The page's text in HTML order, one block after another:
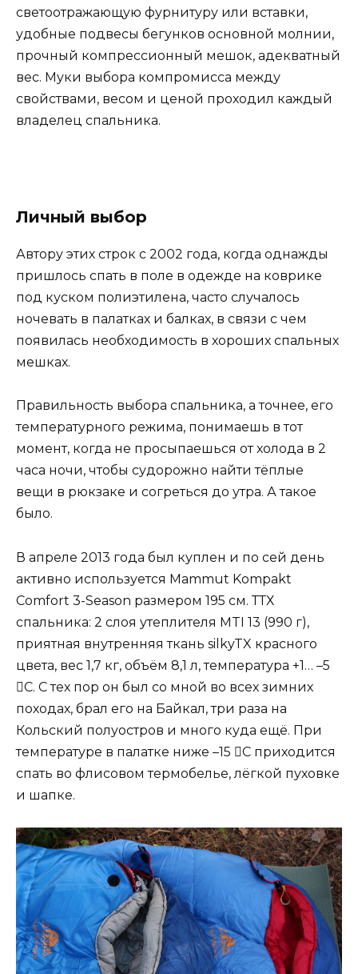
светоотражающую фурнитуру или вставки,
удобные подвесы бегунков основной молнии,
прочный компрессионный мешок, адекватный
вес. Муки выбора компромисса между
свойствами, весом и ценой проходил каждый
владелец спальника.
Личный выбор
Автору этих строк с 2002 года, когда однажды
пришлось спать в поле в одежде на коврике
под куском полиэтилена, часто случалось
ночевать в палатках и балках, в связи с чем
появилась необходимость в хороших спальных
мешках.
Правильность выбора спальника, а точнее, его
температурного режима, понимаешь в тот
момент, когда не просыпаешься от холода в 2
часа ночи, чтобы судорожно найти тёплые
вещи в рюкзаке и согреться до утра. А такое
было.
В апреле 2013 года был куплен и по сей день
активно используется Mammut Kompakt
Comfort 3-Season размером 195 см. ТТХ
спальника: 2 слоя утеплителя MTI 13 (990 г),
приятная внутренняя ткань silkyTX красного
цвета, вес 1,7 кг, объём 8,1 л, температура +1… –5
C. С тех пор он был со мной во всех зимних
походах, брал его на Байкал, три раза на
Кольский полуостров и много куда ещё. При
температуре в палатке ниже –15 C приходится
спать во флисовом термобелье, лёгкой пуховке
и шапке.